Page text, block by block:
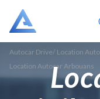
Autocar Drive/ Location
Location Autocar Arbouans